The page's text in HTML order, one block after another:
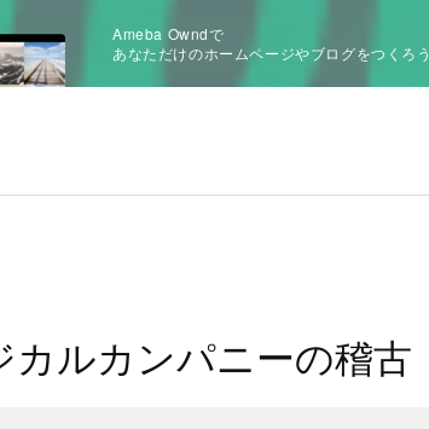
Ameba Owndで
あなただけのホームページやブログをつくろう
カルカンパニーの稽古